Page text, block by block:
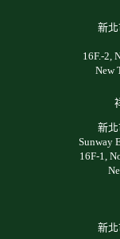
新
16F.-2,
New
新
Sunway
16F-1,
新